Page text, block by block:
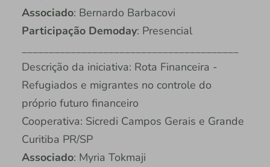
Associado: Bernardo Barbacovi
Participação Demoday: Presencial
Descrição da iniciativa: Rota Financeira -
Refugiados e migrantes no controle do
próprio futuro financeiro
Cooperativa: Sicredi Campos Gerais e Grande
Curitiba PR/SP
Associado: Myria Tokmaji